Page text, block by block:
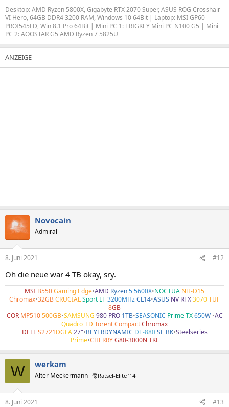
Desktop: AMD Ryzen 5800X, Gigabyte RTX 2070 Super, ASUS ROG Crosshair
VI Hero, 64GB DDR4 3200 RAM, Windows 10 64Bit | Laptop: MSI GP60-
PROI545FD, Win 8.1 Pro 64Bit | Mini PC 1: TRIGKEY Mini PC N100 G5 | Mini
PC 2: AOOSTAR G5 AMD Ryzen 7 5825U
Novocain
Admiral
8. Juni 2021 #12
Oh die neue war 4 TB okay, sry.
MSI B550Gaming Edge•AMD Ryzen5 5600X•NOCTUA NH-D15
Chromax•32GBCRUCIALSport LT3200MHzCL14•ASUS NV RTX3070TUF
8GB
COR MP510 500GB•SAMSUNG 980 PRO 1TB•SEASONIC Prime TX 650W•AC
Quadro FD Torent CompactChromax
DELL S2721DGFA 27"•BEYERDYNAMIC DT-880SE BK•Steelseries
Prime•CHERRY G80-3000N TKL
W werkam
Alter Meckermann 🎅Rätsel-Elite ’14
8. Juni 2021 #13